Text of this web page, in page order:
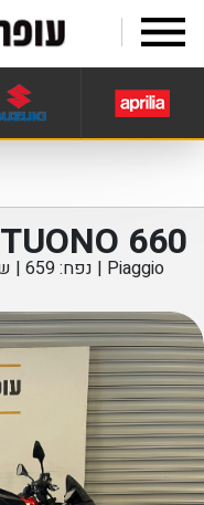
TUONO 660
Piaggio | נפח: 659 | שנה: 2021 |